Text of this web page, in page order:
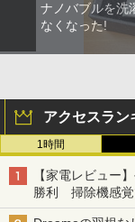
ナノバブルを洗
なくなった!
アクセスラン
1時間
【家電レビュー
勝利 掃除機感覚